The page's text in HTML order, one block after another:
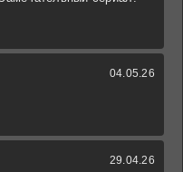
04.05.26
29.04.26